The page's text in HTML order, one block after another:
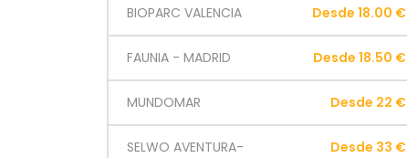
BIOPARC VALENCIA Desde 18.00 €
FAUNIA - MADRID Desde 18.50 €
MUNDOMAR Desde 22 €
SELWO AVENTURA-
Desde 33 €